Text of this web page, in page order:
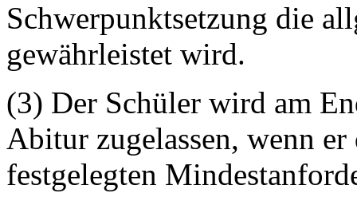
Schwerpunktsetzung die
gewährleistet wird.
(3) Der Schüler wird am
Abitur zugelassen, wenn
festgelegten